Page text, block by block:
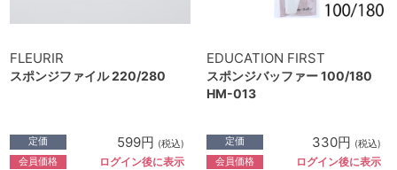
FLEURIR
スポンジファイル 220/280
定価 599円 (税込)
会員価格 ログイン後に表示
EDUCATION FIRST
スポンジバッファー 100/180
HM-013
定価 330円 (税込)
会員価格 ログイン後に表示